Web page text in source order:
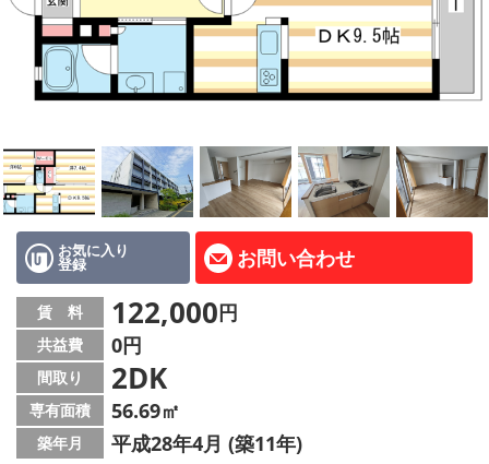
路線·駅から探す
地域から探す
AcePlanner公式ライン
SNS
スタッフ紹介
リフォーム のことなら！
オーナー様へ
住宅型有料老人 Ｆｌｅｕｒａｇｅ
お気に入り
登録 お問い合わせ
賃 料 122,000円
共益費 0円
間取り 2DK
専有面積 56.69㎡
築年月 平成28年4月 (築11年)